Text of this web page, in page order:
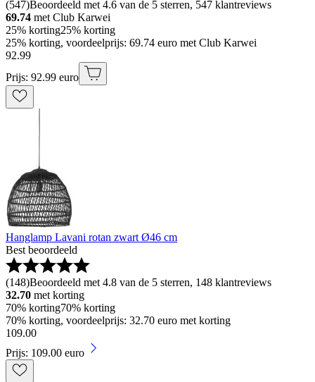
(547)Beoordeeld met 4.6 van de 5 sterren, 547 klantreviews
69.74 met Club Karwei
25% korting25% korting
25% korting, voordeelprijs: 69.74 euro met Club Karwei
92.99
Prijs: 92.99 euro
Hanglamp Lavani rotan zwart Ø46 cm
Best beoordeeld
(148)Beoordeeld met 4.8 van de 5 sterren, 148 klantreviews
32.70 met korting
70% korting70% korting
70% korting, voordeelprijs: 32.70 euro met korting
109.00
Prijs: 109.00 euro